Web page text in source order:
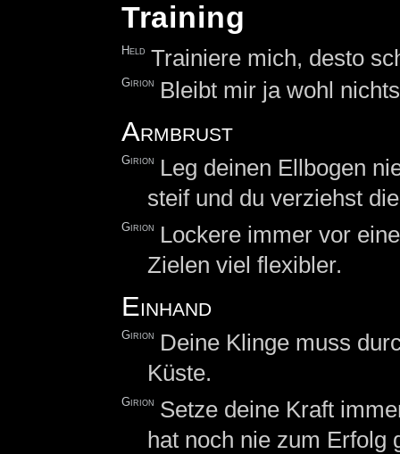
Training
Held Trainiere mich, desto
Girion Bleibt mir ja wohl
Armbrust
Girion
Leg deinen Ellbogen
steif und du verziehst
Girion
Lockere immer vor
Zielen viel flexibler.
Einhand
Girion
Deine Klinge muss
Küste.
Girion Setze deine Kraft
hat noch nie zum Erfolg